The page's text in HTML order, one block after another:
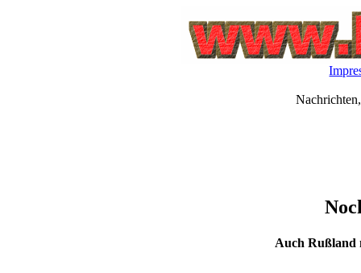
Auch Rußland